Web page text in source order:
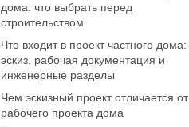
дома: что выбрать перед
строительством
Что входит в проект частного дома:
эскиз, рабочая документация и
инженерные разделы
Чем эскизный проект отличается от
рабочего проекта дома